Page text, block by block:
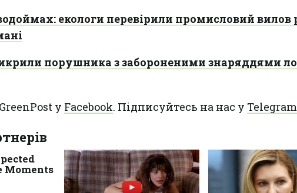
екологи перевірили промисловий вилов
порушника з забороненими знаряддями
у Facebook. Підписуйтесь на нас у Telegram